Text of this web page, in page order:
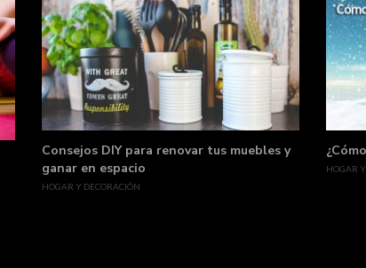
Consejos DIY para renovar tus muebles y
ganar en espacio
HOGAR Y DECORACIÓN
HOGAR